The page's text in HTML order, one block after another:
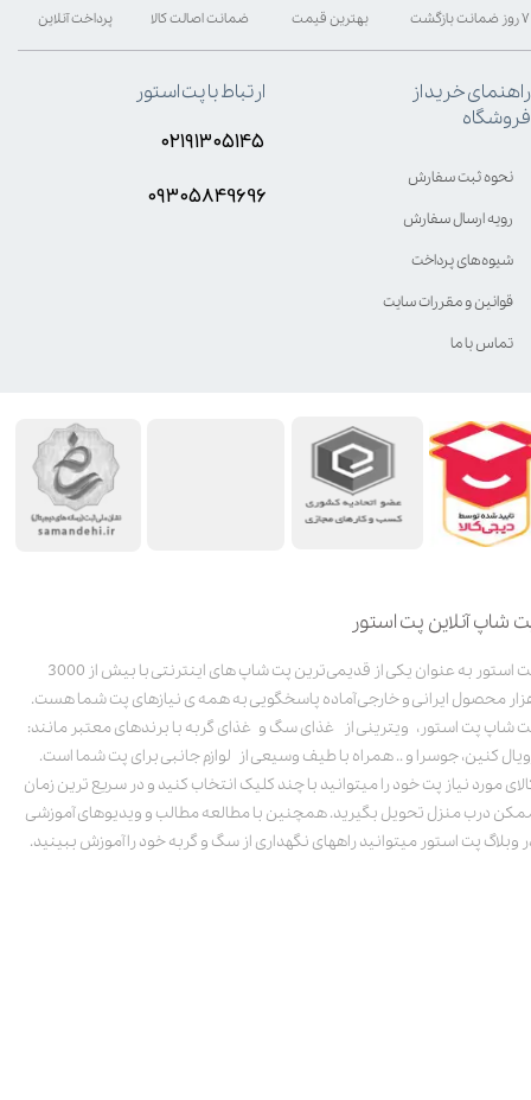
شاپ آنلاین پت استور
پت استور به عنوان یکی از قدیمی‌ترین پت شاپ های اینترنتی با بیش از 3000
محصول ایرانی و خارجی آماده پاسخگویی به همه ی نیازهای پت شما هست.
شاپ پت استور، ویترینی از غذای سگ و غذای گربه با برندهای معتبر مانند:
کنین، جوسرا و .. همراه با طیف وسیعی از لوازم جانبی برای پت شما است.
مورد نیاز پت خود را میتوانید با چند کلیک انتخاب کنید و در سریع ترین زمان
درب منزل تحویل بگیرید. همچنین با مطالعه مطالب و ویدیوهای آموزشی
وبلاگ پت استور میتوانید راههای نگهداری از سگ و گربه خود را آموزش ببینید.
بهترین قیمت پرداخت آنلاین ۷ روز ضمانت بازگشت ضمانت اصالت کالا
راهنمای خرید از
فروشگاه
نحوه ثبت سفارش
رویه ارسال سفارش
شیوه‌های پرداخت
قوانین و مقررات سایت
تماس با ما
ارتباط با پت استور
۰۲۱۹۱۳۰۵۱۴۵
۰۹۳۰۵8۴9696